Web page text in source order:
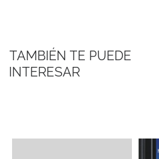
TAMBIÉN TE PUEDE
INTERESAR